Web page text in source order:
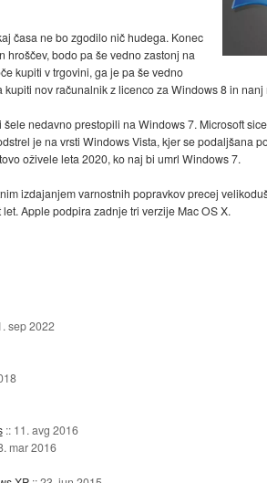
časa ne bo zgodilo nič hudega. Konec
bodo pa še vedno zastonj na
kupiti v trgovini, ga je pa še vedno
nov računalnik z licenco za Windows 8 in
nedavno prestopili na Windows 7. Microsoft
je na vrsti Windows Vista, kjer se podaljšana
oživele leta 2020, ko naj bi umrl Windows 7.
izdajanjem varnostnih popravkov precej
Apple podpira zadnje tri verzije Mac OS X.
sep 2022
:: 11. avg 2016
mar 2016